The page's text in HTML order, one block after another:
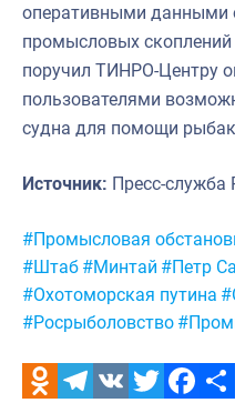
оперативными данными
промысловых
поручил ТИНРО-Центру
пользователями
судна для помощи
Источник: Пресс-служба
Метки:
#Промысловая
#Штаб #Минтай #Петр
#Охотоморская путина
#Росрыболовство